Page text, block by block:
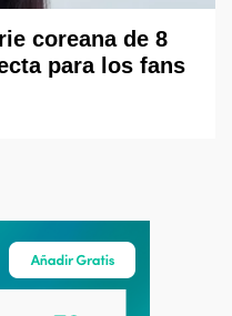
coreana de 8
para los fans